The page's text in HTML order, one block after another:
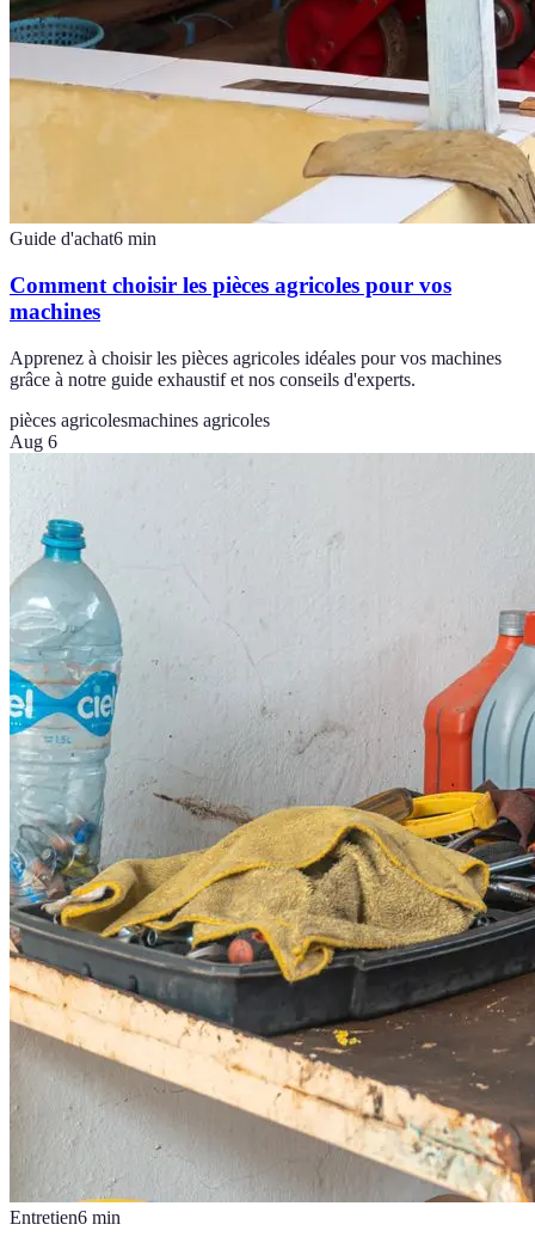
Guide d'achat6 min
Comment choisir les pièces agricoles pour vos
machines
Apprenez à choisir les pièces agricoles idéales pour vos machines
grâce à notre guide exhaustif et nos conseils d'experts.
pièces agricolesmachines agricoles
Aug 6
Entretien6 min